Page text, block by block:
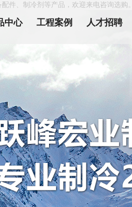
件、制冷剂等产品，欢迎来电咨询选购。
中心 工程案例 人才招聘